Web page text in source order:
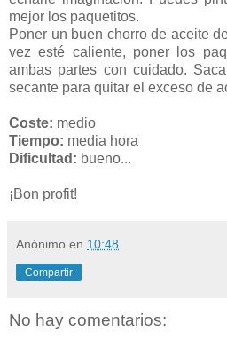
mejor los paquetitos.
Poner un buen chorro de aceite
vez esté caliente, poner los
ambas partes con cuidado.
secante para quitar el exceso de
Coste: medio
Tiempo: media hora
Dificultad: bueno...
¡Bon profit!
Anónimo en 10:48
Compartir
No hay comentarios: